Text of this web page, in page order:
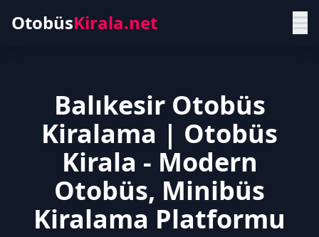
OtobüsKirala.net
Balıkesir Otobüs
Kiralama | Otobüs
Kirala - Modern
Otobüs, Minibüs
Kiralama Platformu